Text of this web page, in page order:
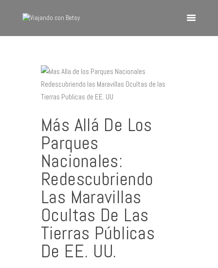
VIAJANDO CON BETSY
Inicio
Blog
América
Asia
Quienes Somos
Contacto
Más Allá De Los
Parques
Nacionales:
Redescubriendo
Las Maravillas
Ocultas De Las
Tierras Públicas
De EE. UU.